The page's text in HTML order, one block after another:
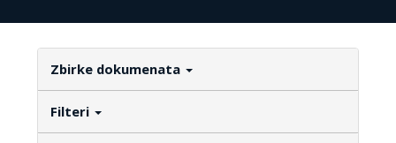
Zbirke dokumenata
Filteri